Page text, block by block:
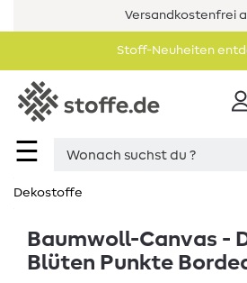
Versandkostenfrei
Stoff-Neuheiten
☰
Dekostoffe
Baumwoll-Canvas -
Blüten Punkte